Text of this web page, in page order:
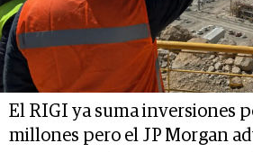
El RIGI ya suma inversiones
millones pero el JP Morgan